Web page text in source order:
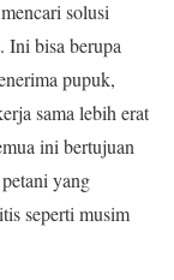
solusi
Ini bisa berupa
pupuk,
sama lebih erat
ini bertujuan
yang
seperti musim